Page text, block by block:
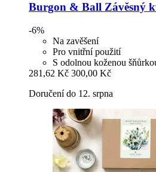
Burgon & Ball Závěsný
-6%
Na zavěšení
Pro vnitřní použití
S odolnou koženou
281,62 Kč 300,00 Kč
Doručení do 12. srpna